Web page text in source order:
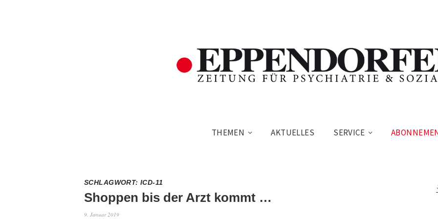
THEMEN AKTUELLES SERVICE
SCHLAGWORT:ICD-11
Shoppen bis der Arzt kommt …
9. Januar 2019